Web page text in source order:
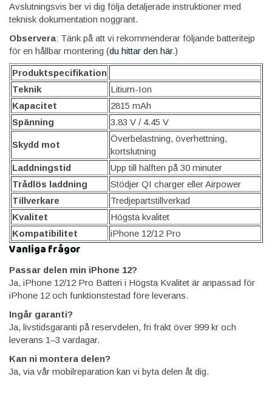
Avslutningsvis ber vi dig följa detaljerade instruktioner med
teknisk dokumentation noggrant.
Observera: Tänk på att vi rekommenderar följande batteritejp
för en hållbar montering (du hittar den här.)
Produktspecifikation
Teknik
Litium-Ion
Kapacitet
2815 mAh
Spänning
3.83 V / 4.45 V
Skydd mot
Överbelastning, överhettning,
kortslutning
Laddningstid
Upp till hälften på 30 minuter
Trådlös laddning
Stödjer QI charger eller Airpower
Tillverkare
Tredjepartstillverkad
Kvalitet
Högsta kvalitet
Kompatibilitet
iPhone 12/12 Pro
Vanliga frågor
Passar delen min iPhone 12?
Ja, iPhone 12/12 Pro Batteri i Högsta Kvalitet är anpassad för
iPhone 12 och funktionstestad före leverans.
Ingår garanti?
Ja, livstidsgaranti på reservdelen, fri frakt över 999 kr och
leverans 1–3 vardagar.
Kan ni montera delen?
Ja, via vår mobilreparation kan vi byta delen åt dig.